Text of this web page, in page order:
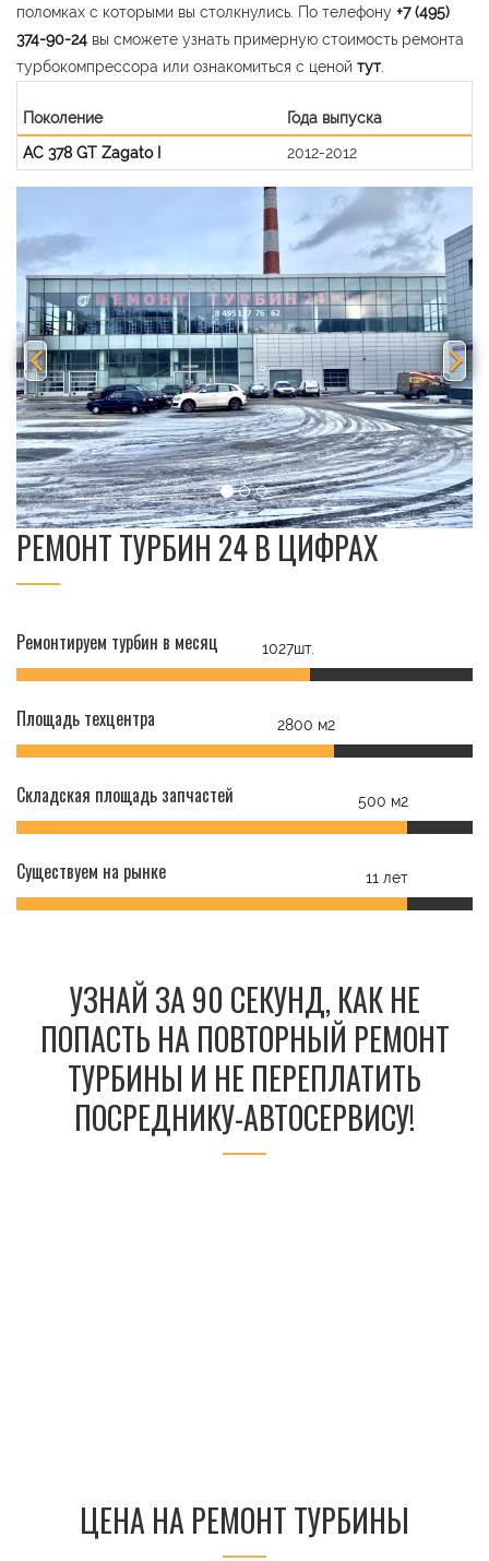
поломках с которыми вы столкнулись. По телефону +7 (495)
374-90-24 вы сможете узнать примерную стоимость ремонта
турбокомпрессора или ознакомиться с ценой тут
Поколение
Года выпуска
AC 378 GT Zagato I
2012-2012
РЕМОНТ ТУРБИН 24 В ЦИФРАХ
Ремонтируем турбин в месяц 1027шт.
Площадь техцентра 2800 м2
Складская площадь запчастей 500 м2
Существуем на рынке 11 лет
УЗНАЙ ЗА 90 СЕКУНД, КАК НЕ
ПОПАСТЬ НА ПОВТОРНЫЙ РЕМОНТ
ТУРБИНЫ И НЕ ПЕРЕПЛАТИТЬ
ПОСРЕДНИКУ-АВТОСЕРВИСУ!
ЦЕНА НА РЕМОНТ ТУРБИНЫ